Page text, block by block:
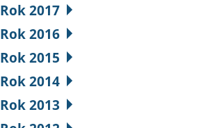
Rok 2017
Rok 2016
Rok 2015
Rok 2014
Rok 2013